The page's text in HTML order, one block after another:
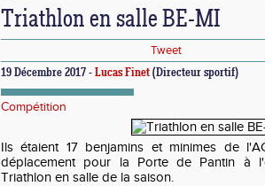
Triathlon en salle BE-MI
Tweet
19 Décembre 2017 - Lucas Finet (Directeur sportif)
Compétition
Ils étaient 17 benjamins et minimes de
déplacement pour la Porte de Pantin à
Triathlon en salle de la saison.